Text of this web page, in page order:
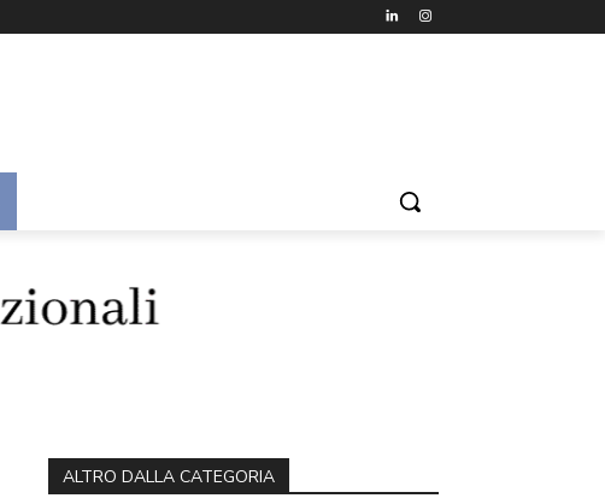
ALTRO DALLA CATEGORIA